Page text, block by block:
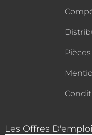
Les Offres